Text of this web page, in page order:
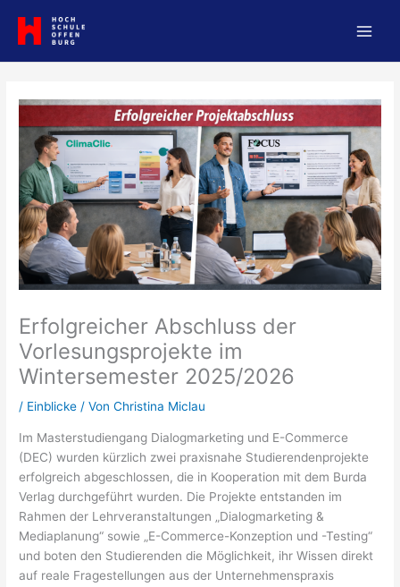
Inhalt
springen
Erfolgreicher Abschluss der
Vorlesungsprojekte im
Wintersemester 2025/2026
/ Einblicke / VonChristina Miclau
Im Masterstudiengang Dialogmarketing und E-Commerce
(DEC) wurden kürzlich zwei praxisnahe Studierendenprojekte
erfolgreich abgeschlossen, die in Kooperation mit dem Burda
Verlag durchgeführt wurden. Die Projekte entstanden im
Rahmen der Lehrveranstaltungen „Dialogmarketing &
Mediaplanung“ sowie „E-Commerce-Konzeption und -Testing“
und boten den Studierenden die Möglichkeit, ihr Wissen direkt
auf reale Fragestellungen aus der Unternehmenspraxis